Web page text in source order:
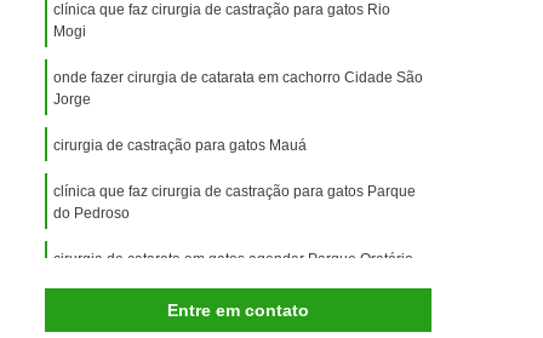
Exame de Sangue para Animais
Exame para Animais
Exame para Animais São Caetano
Animal
Internação de Animais
para Cachorro
Internação para Cães
Uti Veterinária
Internação Veterinária São Caetano
clínica que faz cirurgia de castração para gatos Rio
Mogi
onde fazer cirurgia de catarata em cachorro Cidade São
Jorge
cirurgia de castração para gatos Mauá
clínica que faz cirurgia de castração para gatos Parque
do Pedroso
cirurgia de catarata em gatos agendar Parque Oratório
cirurgia de catarata em cachorro agendar Vila Lutécia
Entre em contato